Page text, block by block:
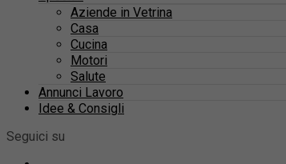
Aziende in Vetrina
Casa
Cucina
Motori
Salute
Annunci Lavoro
Idee & Consigli
Seguici su